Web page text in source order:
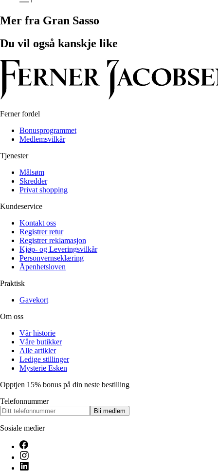
Mer fra Gran Sasso
Du vil også kanskje like
Ferner fordel
Bonusprogrammet
Medlemsvilkår
Tjenester
Målsøm
Skredder
Privat shopping
Kundeservice
Kontakt oss
Registrer retur
Registrer reklamasjon
Kjøp- og Leveringsvilkår
Personvernseklæring
Åpenhetsloven
Praktisk
Gavekort
Om oss
Vår historie
Våre butikker
Alle artikler
Ledige stillinger
Mysterie Esken
Opptjen 15% bonus på din neste bestilling
Telefonnummer
Bli medlem
Sosiale medier